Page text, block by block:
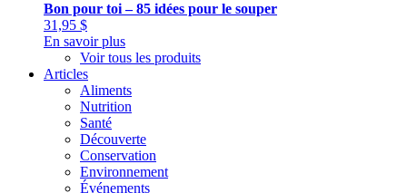
Bon pour toi – 85 idées pour le souper
31,95 $
En savoir plus
Voir tous les produits
Articles
Aliments
Nutrition
Santé
Découverte
Conservation
Environnement
Événements